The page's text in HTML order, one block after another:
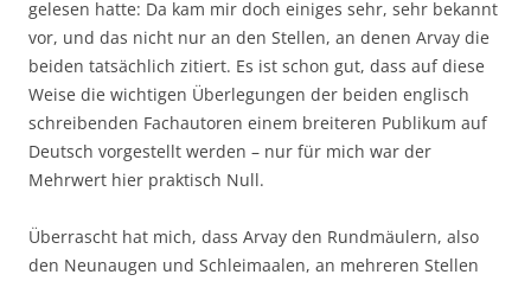
gelesen hatte: Da kam mir doch einiges sehr, sehr bekannt
vor, und das nicht nur an den Stellen, an denen Arvay die
beiden tatsächlich zitiert. Es ist schon gut, dass auf diese
Weise die wichtigen Überlegungen der beiden englisch
schreibenden Fachautoren einem breiteren Publikum auf
Deutsch vorgestellt werden – nur für mich war der
Mehrwert hier praktisch Null.
Überrascht hat mich, dass Arvay den Rundmäulern, also
den Neunaugen und Schleimaalen, an mehreren Stellen